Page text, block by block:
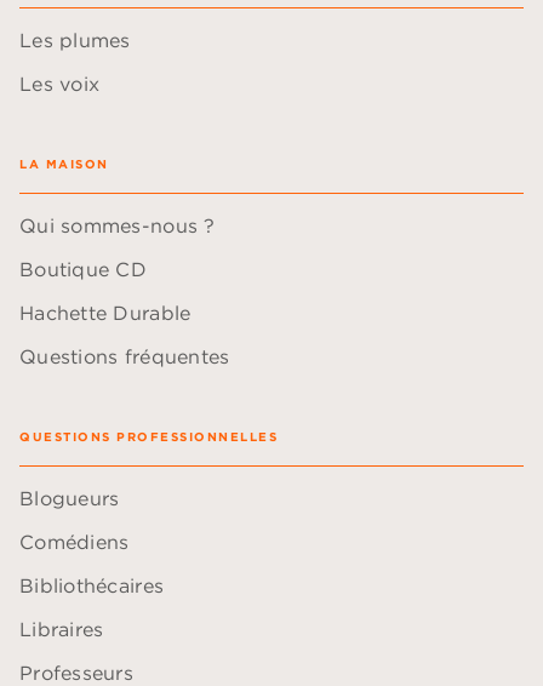
Les plumes
Les voix
LA MAISON
Qui sommes-nous ?
Boutique CD
Hachette Durable
Questions fréquentes
QUESTIONS PROFESSIONNELLES
Blogueurs
Comédiens
Bibliothécaires
Libraires
Professeurs